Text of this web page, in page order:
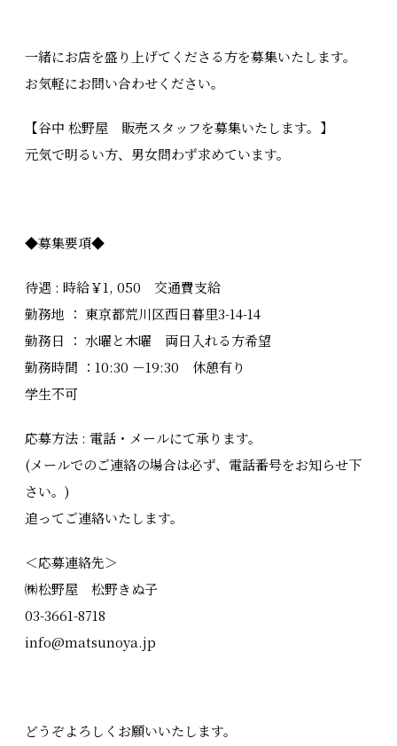
一緒にお店を盛り上げてくださる方を募集いたします。
お気軽にお問い合わせください。
【谷中 松野屋 販売スタッフを募集いたします。】
元気で明るい方、男女問わず求めています。
◆募集要項◆
待遇 : 時給￥1, 050 交通費支給
勤務地 ： 東京都荒川区西日暮里3-14-14
勤務日 ： 水曜と木曜 両日入れる方希望
勤務時間 ：10:30 －19:30 休憩有り
学生不可
応募方法 : 電話・メールにて承ります。
(メールでのご連絡の場合は必ず、電話番号をお知らせ下
さい。)
追ってご連絡いたします。
＜応募連絡先＞
㈱松野屋 松野きぬ子
03-3661-8718
info@matsunoya.jp
どうぞよろしくお願いいたします。